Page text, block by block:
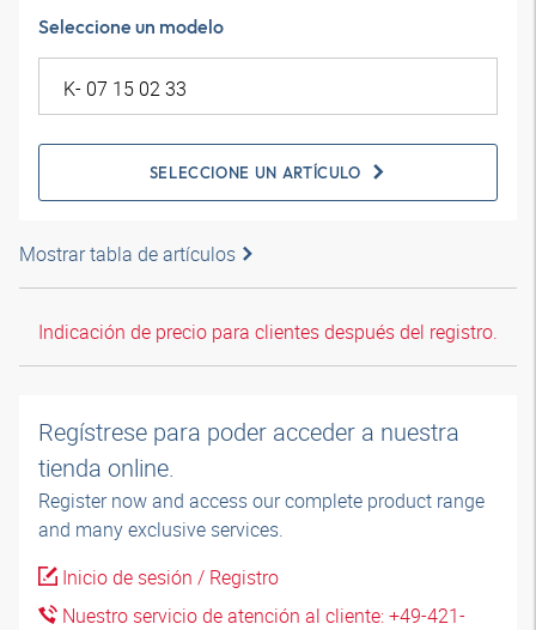
Seleccione un modelo
SELECCIONE UN ARTÍCULO
Mostrar tabla de artículos
Indicación de precio para clientes después del registro.
Regístrese para poder acceder a nuestra
tienda online.
Register now and access our complete product range
and many exclusive services.
Inicio de sesión / Registro
Nuestro servicio de atención al cliente: +49-421-